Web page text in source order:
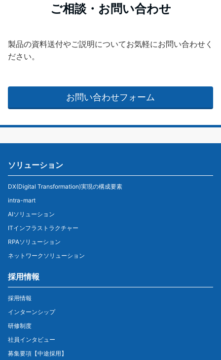
ご相談・お問い合わせ
製品の資料送付やご説明についてお気軽にお問い合わせく
ださい。
お問い合わせフォーム
ソリューション
DX(Digital Transformation)実現の構成要素
intra-mart
AIソリューション
ITインフラストラクチャー
RPAソリューション
ネットワークソリューション
採用情報
採用情報
インターンシップ
研修制度
社員インタビュー
募集要項【中途採用】